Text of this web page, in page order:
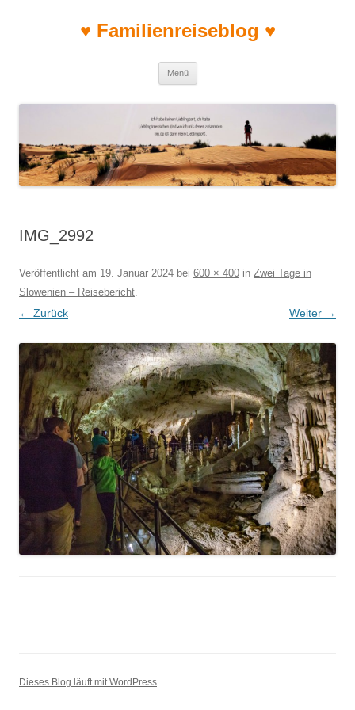
♥ Familienreiseblog ♥
Menü
IMG_2992
Veröffentlicht am 19. Januar 2024 bei 600 × 400 in Zwei Tage in
Slowenien – Reisebericht.
← Zurück Weiter →
Dieses Blog läuft mit WordPress